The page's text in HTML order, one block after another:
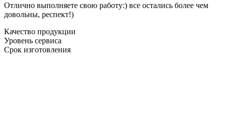
Отлично выполняете свою работу:) все остались более чем
довольны, респект!)
Качество продукции
Уровень сервиса
Срок изготовления